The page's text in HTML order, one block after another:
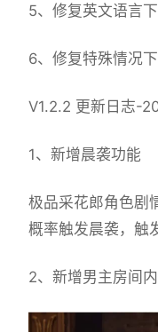
5、修复英文语言
6、修复特殊情况
V1.2.2 更新日志-
1、新增晨袭功能
极品采花郎角色剧
概率触发晨袭，触
2、新增男主房间